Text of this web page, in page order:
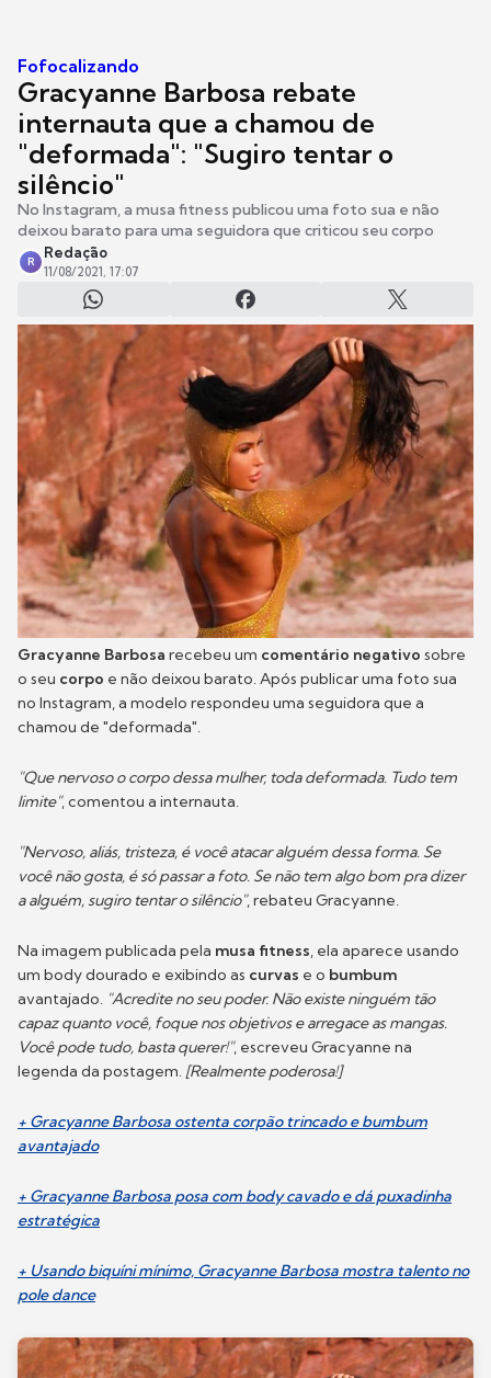
Fofocalizando
Gracyanne Barbosa rebate
internauta que a chamou de
"deformada": "Sugiro tentar o
silêncio"
No Instagram, a musa fitness publicou uma foto sua e não
deixou barato para uma seguidora que criticou seu corpo
R
Redação
11/08/2021, 17:07
Gracyanne Barbosa recebeu um comentário negativo sobre
o seu corpo e não deixou barato. Após publicar uma foto sua
no Instagram, a modelo respondeu uma seguidora que a
chamou de "deformada".
"Que nervoso o corpo dessa mulher, toda deformada. Tudo tem
limite", comentou a internauta.
"Nervoso, aliás, tristeza, é você atacar alguém dessa forma. Se
você não gosta, é só passar a foto. Se não tem algo bom pra dizer
a alguém, sugiro tentar o silêncio", rebateu Gracyanne.
Na imagem publicada pela musa fitness, ela aparece usando
um body dourado e exibindo as curvas e o bumbum
avantajado. "Acredite no seu poder. Não existe ninguém tão
capaz quanto você, foque nos objetivos e arregace as mangas.
Você pode tudo, basta querer!", escreveu Gracyanne na
legenda da postagem. [Realmente poderosa!]
+ Gracyanne Barbosa ostenta corpão trincado e bumbum
avantajado
+ Gracyanne Barbosa posa com body cavado e dá puxadinha
estratégica
+ Usando biquíni mínimo, Gracyanne Barbosa mostra talento no
pole dance